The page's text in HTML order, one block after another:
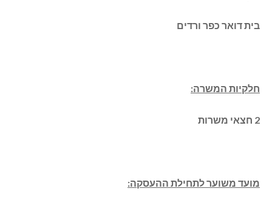
בית דואר כפר ורדים
חלקיות המשרה:
2 חצאי משרות
מועד משוער לתחילת ההעסקה: